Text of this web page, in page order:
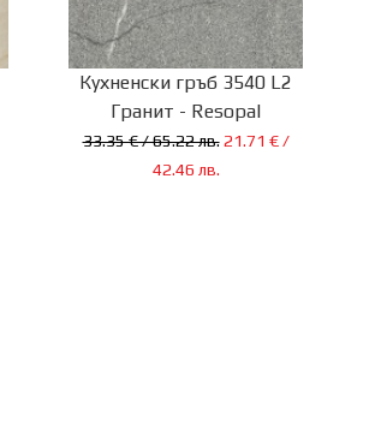
Кухненски гръб 3540 L2
Гранит - Resopal
33.35 € / 65.22 лв. 21.71 € /
42.46 лв.